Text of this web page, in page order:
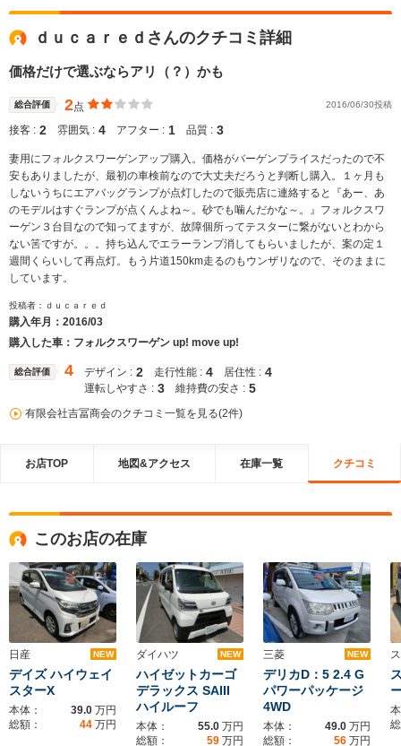
ｄｕｃａｒｅｄさんのクチコミ詳細
価格だけで選ぶならアリ（？）かも
総合評価 2点 2016/06/30投稿
接客 : 2 雰囲気 : 4 アフター : 1 品質 : 3
妻用にフォルクスワーゲンアップ購入。価格がバーゲンプライスだったので不
安もありましたが、最初の車検前なので大丈夫だろうと判断し購入。１ヶ月も
しないうちにエアバッグランプが点灯したので販売店に連絡すると『あー、あ
のモデルはすぐランプが点くんよね～。砂でも噛んだかな～。』フォルクスワ
ーゲン３台目なので知ってますが、故障個所ってテスターに繋がないとわから
ない筈ですが。。。持ち込んでエラーランプ消してもらいましたが、案の定１
週間くらいして再点灯。もう片道150km走るのもウンザリなので、そのままに
しています。
投稿者：ｄｕｃａｒｅｄ
購入年月： 2016/03
購入した車：フォルクスワーゲン up! move up!
総合評価 4 デザイン : 2 走行性能 : 4 居住性 : 4
運転しやすさ : 3 維持費の安さ : 5
有限会社吉冨商会のクチコミ一覧を見る(2件)
お店TOP 地図&アクセス 在庫一覧 クチコミ
このお店の在庫
日産 NEW
デイズ ハイウェイ
スターX
本体： 39.0 万円
総額：
44 万円
ダイハツ NEW
ハイゼットカーゴ
デラックス SAIII
ハイルーフ
本体： 55.0 万円
総額：
59 万円
三菱 NEW
デリカD：5 2.4 G
パワーパッケージ
4WD
本体： 49.0 万円
総額：
56 万円